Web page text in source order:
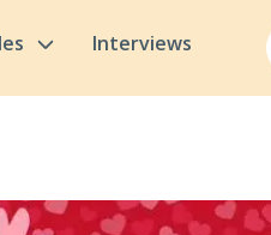
Interviews